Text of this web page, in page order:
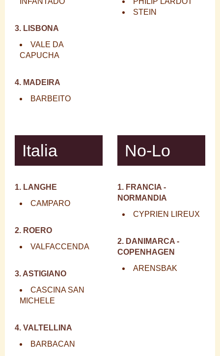
3. LISBONA
VALE DA
CAPUCHA
4. MADEIRA
BARBEITO
STEIN
Italia
1. LANGHE
CAMPARO
2. ROERO
VALFACCENDA
3. ASTIGIANO
CASCINA SAN
MICHELE
4. VALTELLINA
BARBACAN
No-Lo
1. FRANCIA -
NORMANDIA
CYPRIEN LIREUX
2. DANIMARCA -
COPENHAGEN
ARENSBAK